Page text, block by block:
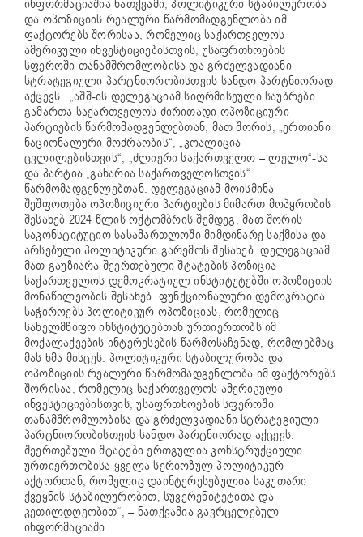
ინფორმაციაშია ნათქვამი, პოლიტიკური სტაბილურობა
და ოპოზიციის რეალური წარმომადგენლობა იმ
ფაქტორებს შორისაა, რომელიც საქართველოს
ამერიკული ინვესტიციებისთვის, უსაფრთხოების
სფეროში თანამშრომლობისა და გრძელვადიანი
სტრატეგიული პარტნიორობისთვის სანდო პარტნიორად
აქცევს. „აშშ-ის დელეგაციამ სიღრმისეული საუბრები
გამართა საქართველოს ძირითადი ოპოზიციური
პარტიების წარმომადგენლებთან, მათ შორის, „ერთიანი
ნაციონალური მოძრაობის“, „კოალიცია
ცვლილებისთვის“, „ძლიერი საქართველო – ლელო“-სა
და პარტია „გახარია საქართველოსთვის“
წარმომადგენლებთან. დელეგაციამ მოისმინა
შეშფოთება ოპოზიციური პარტიების მიმართ მოპყრობის
შესახებ 2024 წლის ოქტომბრის შემდეგ, მათ შორის
საკონსტიტუციო სასამართლოში მიმდინარე საქმისა და
არსებული პოლიტიკური გარემოს შესახებ. დელეგაციამ
მათ გაუზიარა შეერთებული შტატების პოზიცია
საქართველოს დემოკრატიულ ინსტიტუტებში ოპოზიციის
მონაწილეობის შესახებ. ფუნქციონალური დემოკრატია
საჭიროებს პოლიტიკურ ოპოზიციას, რომელიც
სახელმწიფო ინსტიტუტებთან ურთიერთობს იმ
მოქალაქეების ინტერესების წარმოსაჩენად, რომლებმაც
მას ხმა მისცეს. პოლიტიკური სტაბილურობა და
ოპოზიციის რეალური წარმომადგენლობა იმ ფაქტორებს
შორისაა, რომელიც საქართველოს ამერიკული
ინვესტიციებისთვის, უსაფრთხოების სფეროში
თანამშრომლობისა და გრძელვადიანი სტრატეგიული
პარტნიორობისთვის სანდო პარტნიორად აქცევს.
შეერთებული შტატები ერთგულია კონსტრუქციული
ურთიერთობისა ყველა სერიოზულ პოლიტიკურ
აქტორთან, რომელიც დაინტერესებულია საკუთარი
ქვეყნის სტაბილურობით, სუვერენიტეტითა და
კეთილდღეობით“, – ნათქვამია გავრცელებულ
ინფორმაციაში.